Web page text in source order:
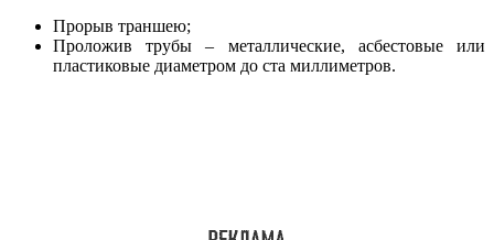
Прорыв траншею;
Проложив трубы – металлические, асбестовые или
пластиковые диаметром до ста миллиметров.